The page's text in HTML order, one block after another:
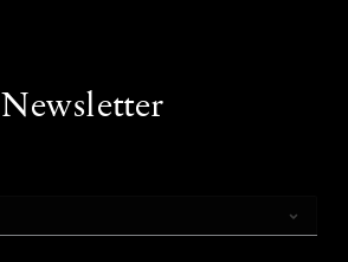
Newsletter